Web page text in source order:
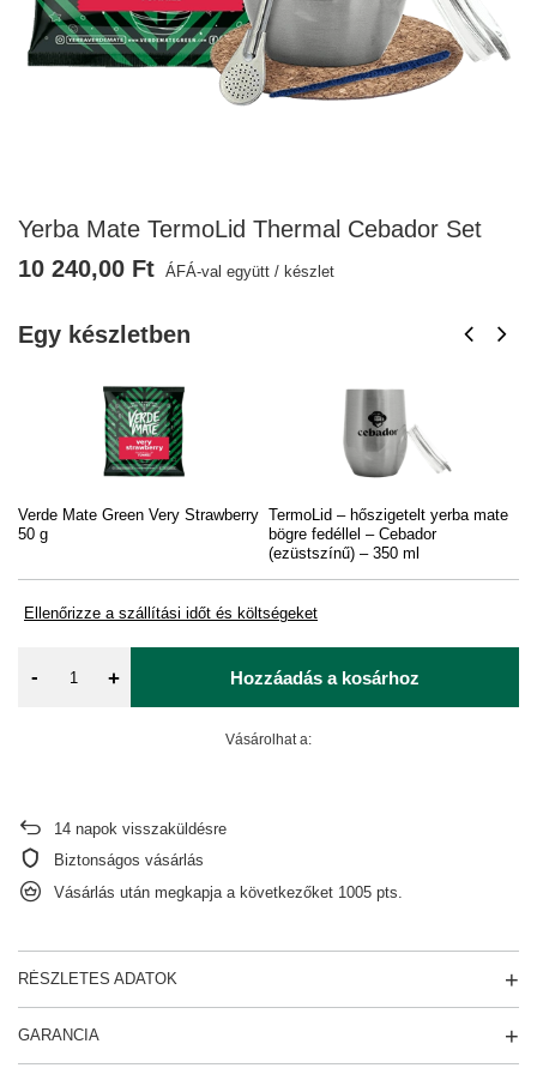
Yerba Mate TermoLid Thermal Cebador Set
Egy készletben
Verde Mate Green Very Strawberry
50 g
TermoLid – hőszigetelt yerba mate
bögre fedéllel – Cebador
(ezüstszínű) – 350 ml
Ellenőrizze a szállítási időt és költségeket
10 240,00 Ft ÁFÁ-val együtt / készlet
- + Hozzáadás a kosárhoz
Vásárolhat a:
14 napok visszaküldésre
Biztonságos vásárlás
Vásárlás után megkapja a következőket 1005 pts.
RÉSZLETES ADATOK
GARANCIA